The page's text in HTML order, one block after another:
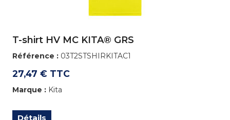
T-shirt HV MC KITA® GRS
Référence :03T2STSHIRKITAC1
27,47 € TTC
Marque : Kita
Détails